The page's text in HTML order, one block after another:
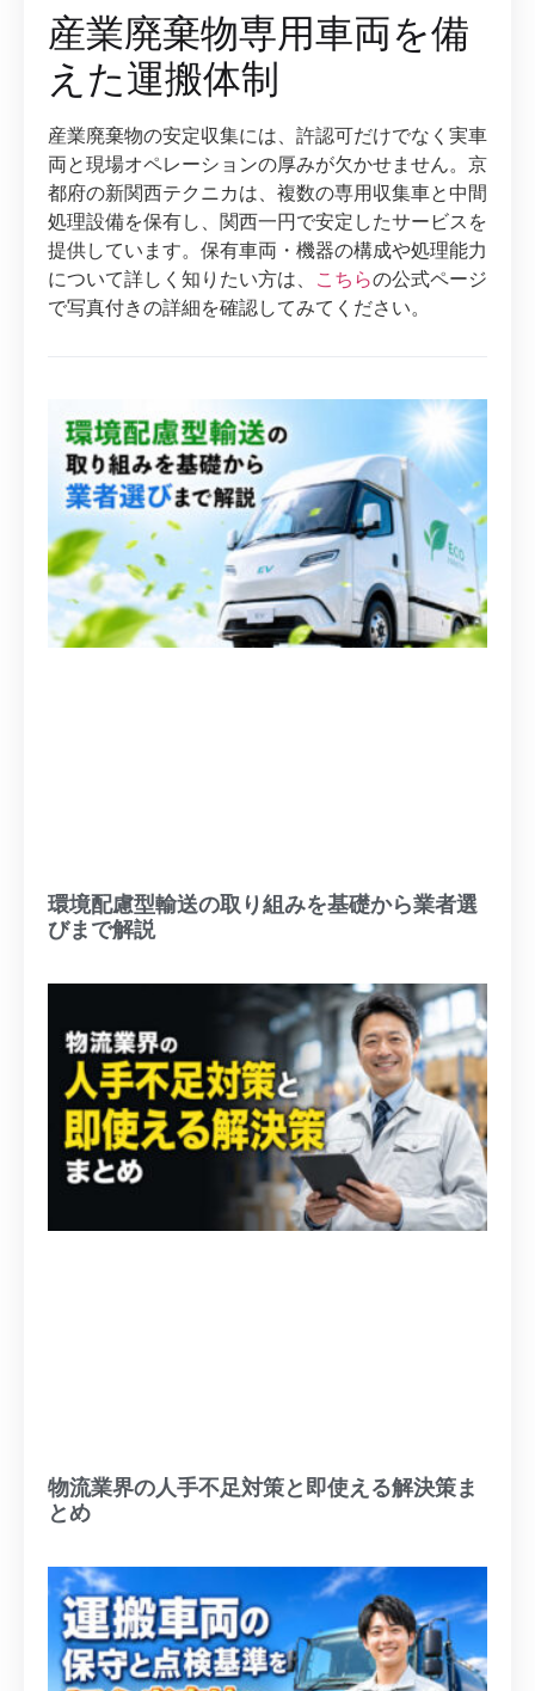
産業廃棄物専用車両を備
えた運搬体制
産業廃棄物の安定収集には、許認可だけでなく実車
両と現場オペレーションの厚みが欠かせません。京
都府の新関西テクニカは、複数の専用収集車と中間
処理設備を保有し、関西一円で安定したサービスを
提供しています。保有車両・機器の構成や処理能力
について詳しく知りたい方は、 こちらの公式ページ
で写真付きの詳細を確認してみてください。
環境配慮型輸送の取り組みを基礎から業者選
びまで解説
物流業界の人手不足対策と即使える解決策ま
とめ